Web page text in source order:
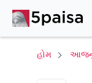
હોમ આજનું